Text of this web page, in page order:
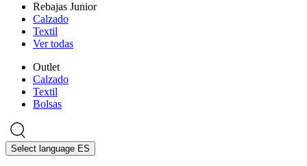
Rebajas Junior
Calzado
Textil
Ver todas
Outlet
Calzado
Textil
Bolsas
Select language ES